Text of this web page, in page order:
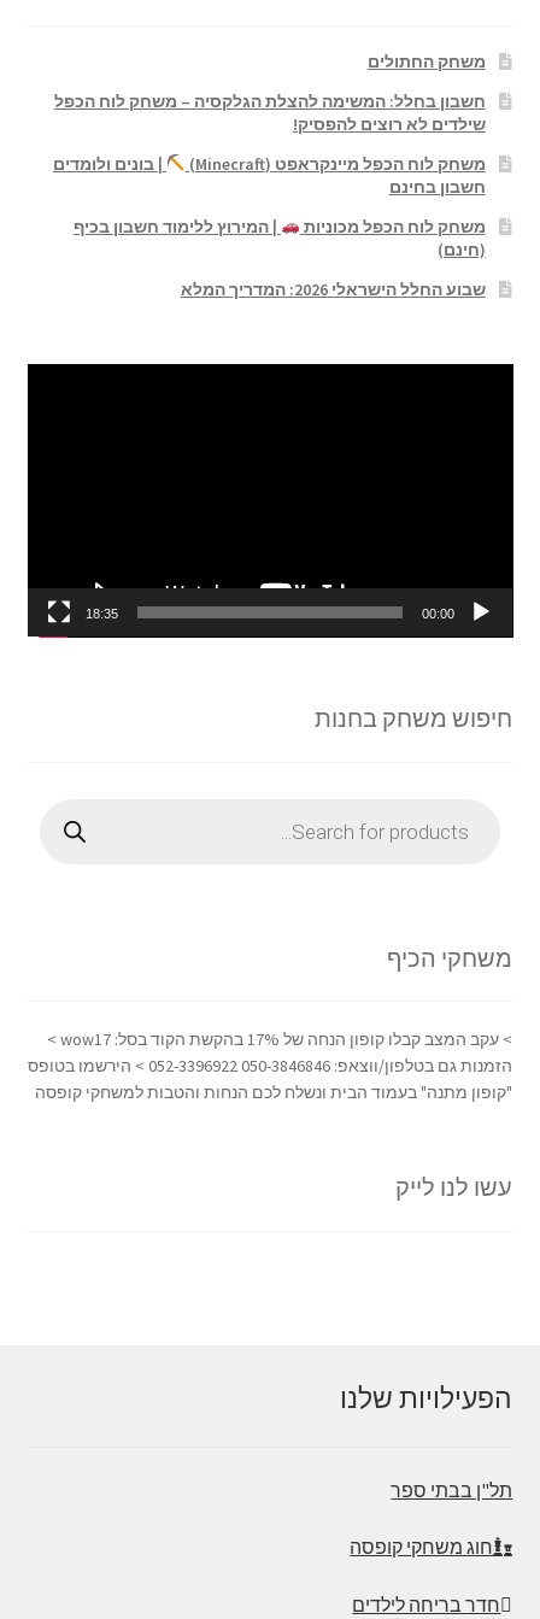
משחק החתולים
חשבון בחלל: המשימה להצלת הגלקסיה – משחק לוח הכפל
שילדים לא רוצים להפסיק!
משחק לוח הכפל מיינקראפט (Minecraft)
| בונים ולומדים
חשבון בחינם
משחק לוח הכפל מכוניות
| המירוץ ללימוד חשבון בכיף
(חינם)
שבוע החלל הישראלי 2026: המדריך המלא
00:00
18:35
חיפוש משחק בחנות
search
משחקי הכיף
> עקב המצב קבלו קופון הנחה של 17% בהקשת הקוד בסל: wow17 >
הזמנות גם בטלפון/ווצאפ: 050-3846846 052-3396922 > הירשמו בטופס
"קופון מתנה" בעמוד הבית ונשלח לכם הנחות והטבות למשחקי קופסה
עשו לנו לייק
הפעילויות שלנו
תל"ן בבתי ספר
חוג משחקי קופסה
חדר בריחה לילדים